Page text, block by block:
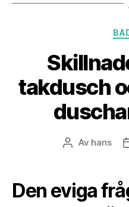
takdusch
Av hans
Den eviga